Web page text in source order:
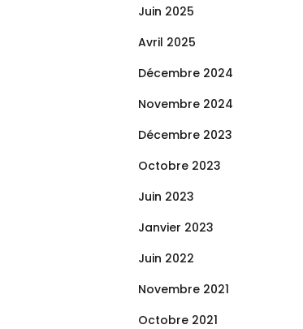
Juin 2025
Avril 2025
Décembre 2024
Novembre 2024
Décembre 2023
Octobre 2023
Juin 2023
Janvier 2023
Juin 2022
Novembre 2021
Octobre 2021